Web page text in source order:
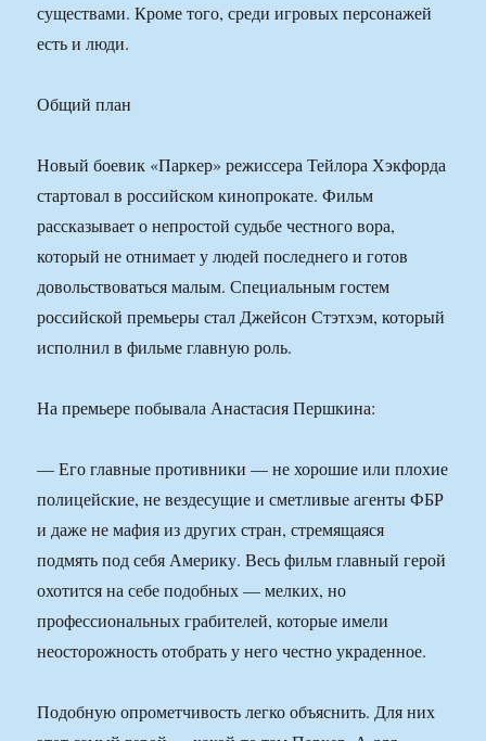
существами. Кроме того, среди игровых персонажей
есть и люди.
Общий план
Новый боевик «Паркер» режиссера Тейлора Хэкфорда
стартовал в российском кинопрокате. Фильм
рассказывает о непростой судьбе честного вора,
который не отнимает у людей последнего и готов
довольствоваться малым. Специальным гостем
российской премьеры стал Джейсон Стэтхэм, который
исполнил в фильме главную роль.
На премьере побывала Анастасия Першкина:
— Его главные противники — не хорошие или плохие
полицейские, не вездесущие и сметливые агенты ФБР
и даже не мафия из других стран, стремящаяся
подмять под себя Америку. Весь фильм главный герой
охотится на себе подобных — мелких, но
профессиональных грабителей, которые имели
неосторожность отобрать у него честно украденное.
Подобную опрометчивость легко объяснить. Для них